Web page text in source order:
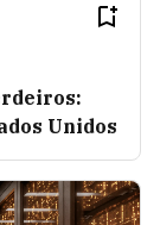
Unidos